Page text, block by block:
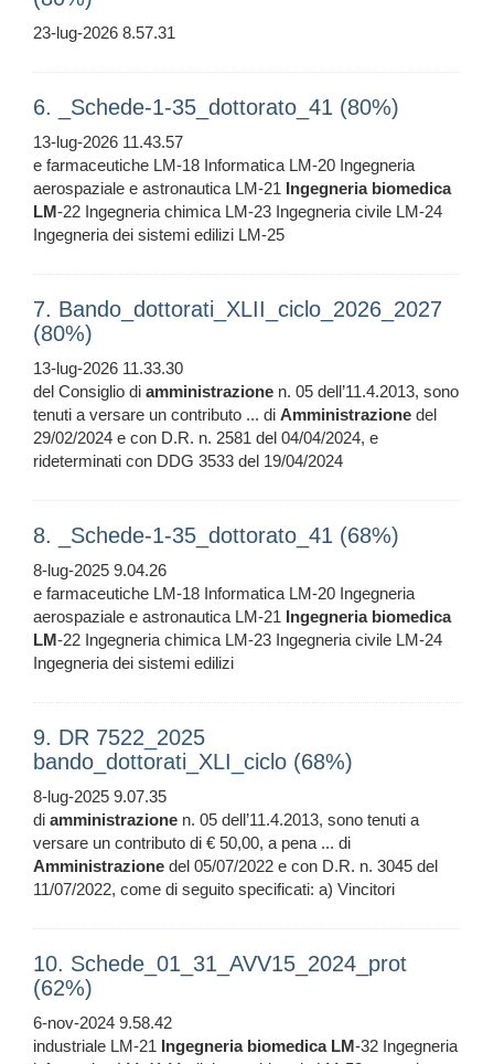
23-lug-2026 8.57.31
6. _Schede-1-35_dottorato_41 (80%)
13-lug-2026 11.43.57
e farmaceutiche LM-18 Informatica LM-20 Ingegneria
aerospaziale e astronautica LM-21 Ingegneria biomedica
LM-22 Ingegneria chimica LM-23 Ingegneria civile LM-24
Ingegneria dei sistemi edilizi LM-25
7. Bando_dottorati_XLII_ciclo_2026_2027
(80%)
13-lug-2026 11.33.30
del Consiglio di amministrazione n. 05 dell’11.4.2013, sono
tenuti a versare un contributo ... di Amministrazione del
29/02/2024 e con D.R. n. 2581 del 04/04/2024, e
rideterminati con DDG 3533 del 19/04/2024
8. _Schede-1-35_dottorato_41 (68%)
8-lug-2025 9.04.26
e farmaceutiche LM-18 Informatica LM-20 Ingegneria
aerospaziale e astronautica LM-21 Ingegneria biomedica
LM-22 Ingegneria chimica LM-23 Ingegneria civile LM-24
Ingegneria dei sistemi edilizi
9. DR 7522_2025
bando_dottorati_XLI_ciclo (68%)
8-lug-2025 9.07.35
di amministrazione n. 05 dell’11.4.2013, sono tenuti a
versare un contributo di € 50,00, a pena ... di
Amministrazione del 05/07/2022 e con D.R. n. 3045 del
11/07/2022, come di seguito specificati: a) Vincitori
10. Schede_01_31_AVV15_2024_prot
(62%)
6-nov-2024 9.58.42
industriale LM-21 Ingegneria biomedica LM-32 Ingegneria